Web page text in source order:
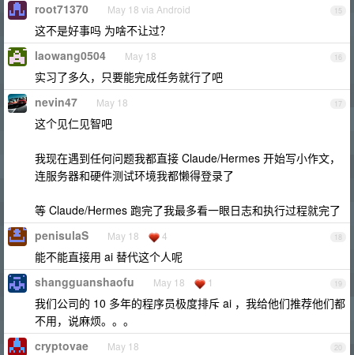
15
root71370 May 18 via Android
这不是好事吗 为啥不让过？
16
laowang0504 May 18
实习了多久，只要能完成任务就行了吧
17
nevin47 May 18
这个见仁见智吧
我现在遇到任何问题我都直接 Claude/Hermes 开始写小作文，
连服务器和硬件测试环境我都懒得登录了
等 Claude/Hermes 跑完了我最多看一眼日志和执行过程就完了
18
penisulaS May 18 4
能不能直接用 ai 替代这个人呢
19
shangguanshaofu May 18 1
我们公司的 10 多年的程序员极度排斥 ai ，我给他们推荐他们都
不用，说麻烦。。。
20
cryptovae May 18